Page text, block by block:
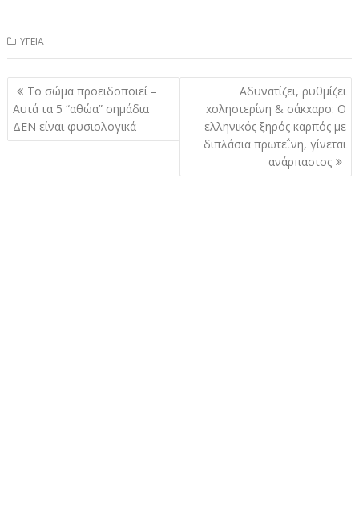
ΥΓΕΙΑ
Πλοήγηση
άρθρων
Το σώμα προειδοποιεί –
Αυτά τα 5 “αθώα” σημάδια
ΔΕΝ είναι φυσιολογικά
Αδυνατίζει, ρυθμίζει
xοληστερίνη & σάκxαρο: Ο
ελληνικός ξηρός καρπός με
διπλάσια πρωτεΐνη, γίνεται
ανάρπαστος